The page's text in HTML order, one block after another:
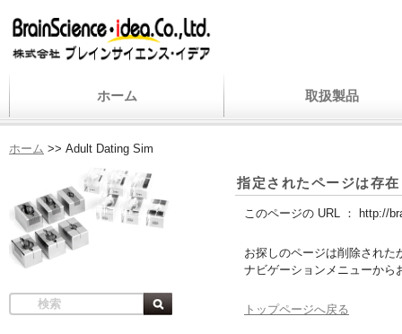
ホーム 取扱製品
ホーム >> Adult Dating Sim
指定されたページは存
このページの URL ： http://
お探しのページは削除された
ナビゲーションメニューから
トップページへ戻る